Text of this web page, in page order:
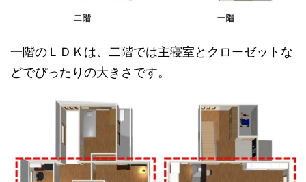
一階のＬＤＫは、二階では主寝室とクローゼットな
どでぴったりの大きさです。